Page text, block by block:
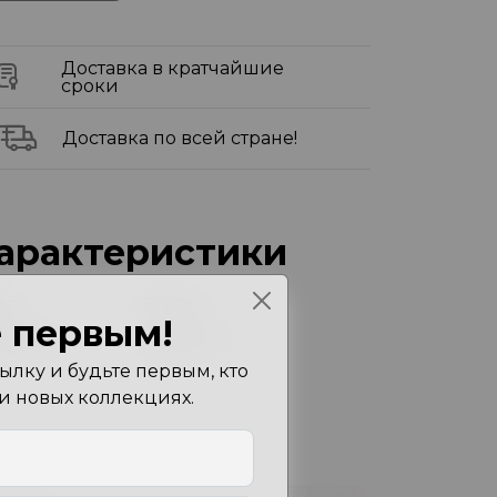
Доставка в кратчайшие
сроки
Доставка по всей стране!
0X0X0 см
первым!
и будьте первым, кто
новых коллекциях.